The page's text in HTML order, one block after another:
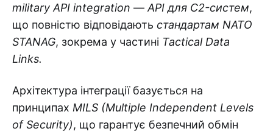
military API integration — API для C2-систем,
що повністю відповідають стандартам NATO
STANAG, зокрема у частині Tactical Data
Links.
Архітектура інтеграції базується на
принципах MILS (Multiple Independent Levels
of Security), що гарантує безпечний обмін